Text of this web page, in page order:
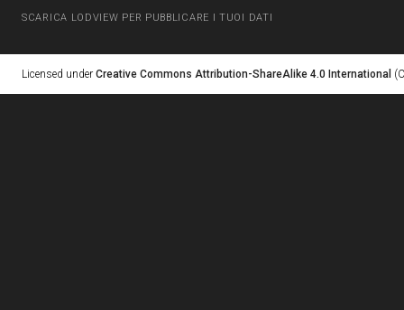
SCARICA LODVIEW PER PUBBLICARE I TUOI DATI
Licensed under Creative Commons Attribution-ShareAlike 4.0 International